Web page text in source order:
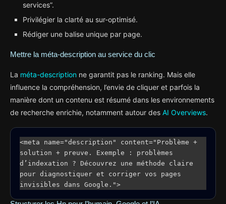
services”.
Privilégier la clarté au sur-optimisé.
Rédiger une balise unique par page.
Mettre la méta-description au service du clic
La méta-description ne garantit pas le ranking. Mais elle
influence la compréhension, l’envie de cliquer et parfois la
manière dont un contenu est résumé dans les environnements
de recherche enrichie, notamment autour des AI Overviews.
<meta name="description" content="Problème +
solution + preuve. Exemple : problèmes
d’indexation ? Découvrez une méthode claire
pour diagnostiquer et corriger vos pages
invisibles dans Google.">